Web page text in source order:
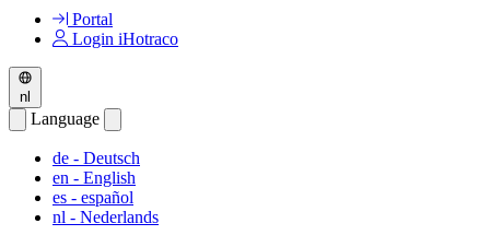
Portal
Login iHotraco
nl
Language
de - Deutsch
en - English
es - español
nl - Nederlands